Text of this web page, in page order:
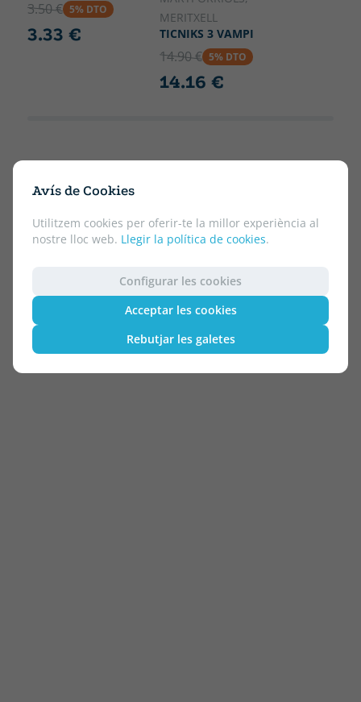
Avís de Cookies
Utilitzem cookies per oferir-te la millor experiència al
nostre lloc web. Llegir la política de cookies.
Configurar les cookies
Acceptar les cookies
Rebutjar les galetes
3.50 € 5% DTO
3.33 €
MERITXELL
TICNIKS 3 VAMPI
14.90 € 5% DTO
14.16 €